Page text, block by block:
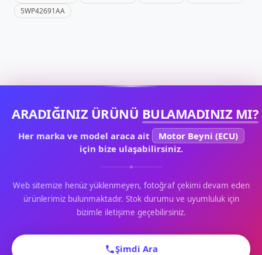
5WP42691AA
ARADIĞINIZ ÜRÜNÜ BULAMADINIZ MI?
Her marka ve model araca ait
Motor Beyni (ECU)
için bize ulaşabilirsiniz.
Web sitemize henüz yüklenmeyen, fotoğraf çekimi devam eden
ürünlerimiz bulunmaktadır. Stok durumu ve uyumluluk için
bizimle iletişime geçebilirsiniz.
Şimdi Ara